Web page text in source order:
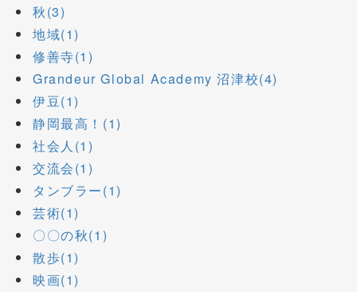
秋(3)
地域(1)
修善寺(1)
Grandeur Global Academy 沼津校(4)
伊豆(1)
静岡最高！(1)
社会人(1)
交流会(1)
タンブラー(1)
芸術(1)
〇〇の秋(1)
散歩(1)
映画(1)